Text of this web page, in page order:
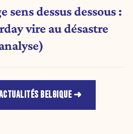
sens dessus dessous :
vire au désastre
BELGIQUE